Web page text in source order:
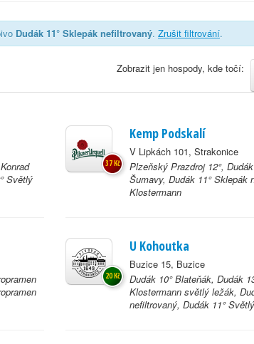
Dudák 11° Sklepák nefiltrovaný. Zrušit filtrování.
Zobrazit jen hospody, kde točí:
Světlý
Kemp Podskalí
V Lipkách 101, Strakonice
Plzeňský Prazdroj 12°,
Šumavy, Dudák 11° Sklepák
Klostermann
37 Kč
U Kohoutka
Buzice 15, Buzice
Dudák 10° Blateňák, Dudák
Klostermann světlý ležák,
nefiltrovaný, Dudák 11°
20 Kč